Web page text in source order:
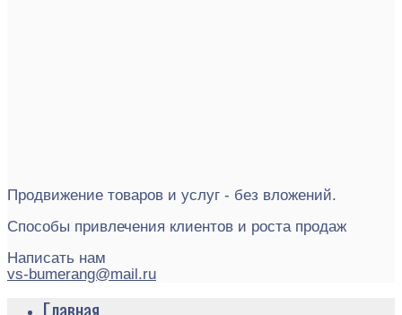
Продвижение товаров и услуг - без вложений.
Способы привлечения клиентов и роста продаж
Написать нам
vs-bumerang@mail.ru
Главная